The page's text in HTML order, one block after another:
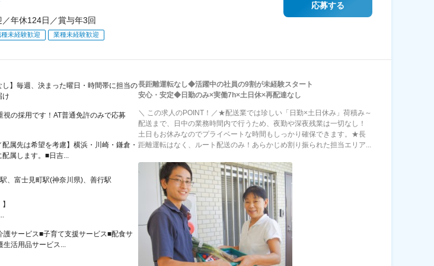
年休124日／賞与年3回
種未経験歓迎 業種未経験歓迎
応募する
し】毎週、決まった曜日・時間帯に担当の
け
視の採用です！AT普通免許のみで応募
配属先は希望を考慮】横浜・川崎・鎌倉・
属します。■日吉...
、富士見町駅(神奈川県)、善行駅
サービス■子育て支援サービス■配食サ
生活用品サービス...
長距離運転なし◆活躍中の社員の9割が未経験スタート
安心・安定◆日勤のみ×実働7h×土日休×再配達なし
＼ この求人のPOINT！／★配送業では珍しい「日勤×土日休み」荷積み～
配送まで、日中の業務時間内で行うため、夜勤や深夜残業は一切なし！
土日もお休みなのでプライベートな時間もしっかり確保できます。★長
距離運転はなく、ルート配送のみ！あらかじめ割り振られた担当エリア...